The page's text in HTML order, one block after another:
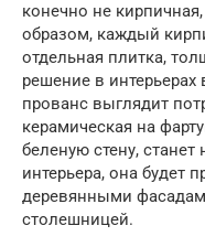
конечно не
образом, каждый
отдельная плитка,
решение в интерьерах
прованс выглядит
керамическая на
беленую стену,
интерьера, она будет
деревянными
столешницей.